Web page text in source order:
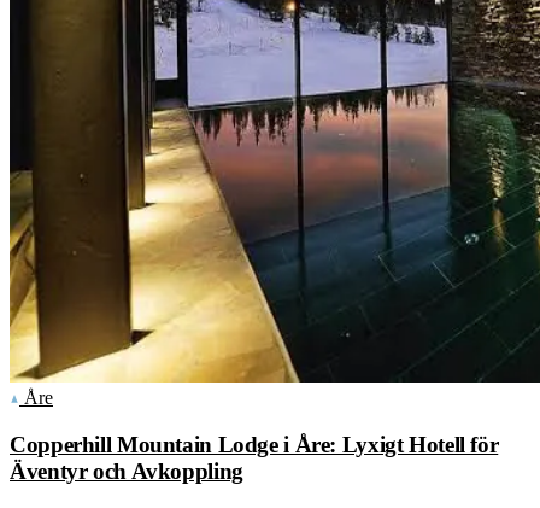
Åre
Copperhill Mountain Lodge i Åre: Lyxigt Hotell för
Äventyr och Avkoppling